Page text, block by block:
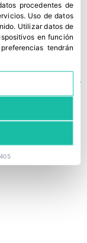
alía con La
su
procedentes de
. Uso de datos
. Utilizar datos de
en función
tendrán